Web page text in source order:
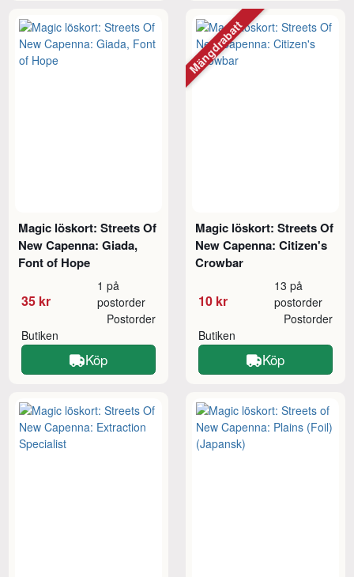
Magic löskort: Streets Of
New Capenna: Giada,
Font of Hope
35 kr
1 på
postorder
Butiken
Postorder
Köp
Magic löskort: Streets Of
New Capenna: Citizen's
Crowbar
10 kr
13 på
postorder
Butiken
Postorder
Köp
Mängdrabatt